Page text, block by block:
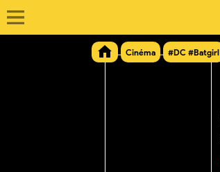
Cinéma #DC #Batgirl